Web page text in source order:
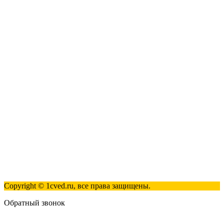
Copyright © 1cved.ru, все права защищены.
Обратный звонок